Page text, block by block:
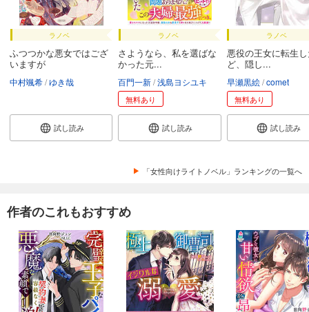
ラノベ
ふつつかな悪女ではござ
いますが
中村颯希 ゆき哉
試し読み
ラノベ
さようなら、私を選ばな
かった元...
百門一新 浅島ヨシユキ
無料あり
試し読み
ラノベ
悪役の王女に転生
ど、隠し...
早瀬黒絵 comet
無料あり
試し読み
「女性向けライトノベル」ランキングの一覧へ
作者のこれもおすすめ